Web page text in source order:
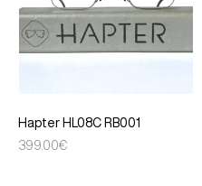
Hapter HL08C RB001
399.00€